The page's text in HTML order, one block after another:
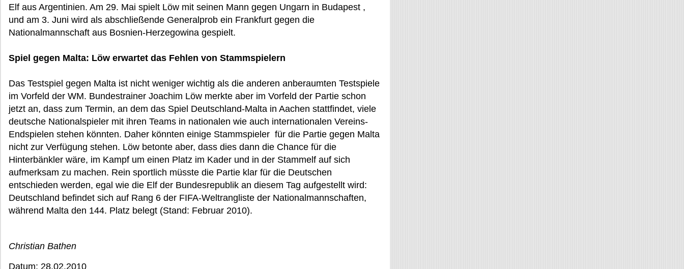
Elf aus Argentinien. Am 29. Mai spielt Löw mit seinen Mann gegen Ungarn in Budapest ,
und am 3. Juni wird als abschließende Generalprob ein Frankfurt gegen die
Nationalmannschaft aus Bosnien-Herzegowina gespielt.
Spiel gegen Malta: Löw erwartet das Fehlen von Stammspielern
Das Testspiel gegen Malta ist nicht weniger wichtig als die anderen anberaumten Testspiele
im Vorfeld der WM. Bundestrainer Joachim Löw merkte aber im Vorfeld der Partie schon
jetzt an, dass zum Termin, an dem das Spiel Deutschland-Malta in Aachen stattfindet, viele
deutsche Nationalspieler mit ihren Teams in nationalen wie auch internationalen Vereins-
Endspielen stehen könnten. Daher könnten einige Stammspieler für die Partie gegen Malta
nicht zur Verfügung stehen. Löw betonte aber, dass dies dann die Chance für die
Hinterbänkler wäre, im Kampf um einen Platz im Kader und in der Stammelf auf sich
aufmerksam zu machen. Rein sportlich müsste die Partie klar für die Deutschen
entschieden werden, egal wie die Elf der Bundesrepublik an diesem Tag aufgestellt wird:
Deutschland befindet sich auf Rang 6 der FIFA-Weltrangliste der Nationalmannschaften,
während Malta den 144. Platz belegt (Stand: Februar 2010).
Christian Bathen
Datum: 28.02.2010